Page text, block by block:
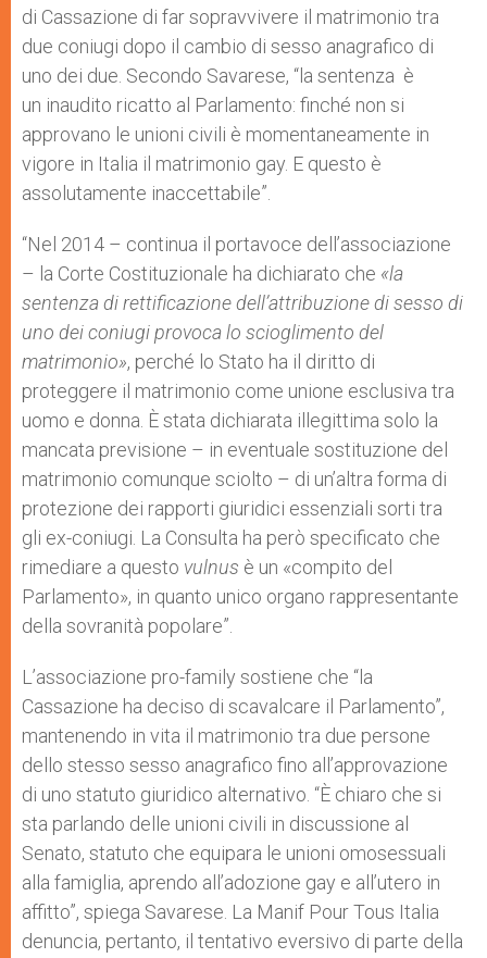
di Cassazione di far sopravvivere il matrimonio tra
due coniugi dopo il cambio di sesso anagrafico di
uno dei due. Secondo Savarese, “la sentenza è
un inaudito ricatto al Parlamento: finché non si
approvano le unioni civili è momentaneamente in
vigore in Italia il matrimonio gay. E questo è
assolutamente inaccettabile”.
“Nel 2014 – continua il portavoce dell’associazione
– la Corte Costituzionale ha dichiarato che «la
sentenza di rettificazione dell’attribuzione di sesso di
uno dei coniugi provoca lo scioglimento del
matrimonio», perché lo Stato ha il diritto di
proteggere il matrimonio come unione esclusiva tra
uomo e donna. È stata dichiarata illegittima solo la
mancata previsione – in eventuale sostituzione del
matrimonio comunque sciolto – di un’altra forma di
protezione dei rapporti giuridici essenziali sorti tra
gli ex-coniugi. La Consulta ha però specificato che
rimediare a questo vulnus è un «compito del
Parlamento», in quanto unico organo rappresentante
della sovranità popolare”.
L’associazione pro-family sostiene che “la
Cassazione ha deciso di scavalcare il Parlamento”,
mantenendo in vita il matrimonio tra due persone
dello stesso sesso anagrafico fino all’approvazione
di uno statuto giuridico alternativo. “È chiaro che si
sta parlando delle unioni civili in discussione al
Senato, statuto che equipara le unioni omosessuali
alla famiglia, aprendo all’adozione gay e all’utero in
affitto”, spiega Savarese. La Manif Pour Tous Italia
denuncia, pertanto, il tentativo eversivo di parte della